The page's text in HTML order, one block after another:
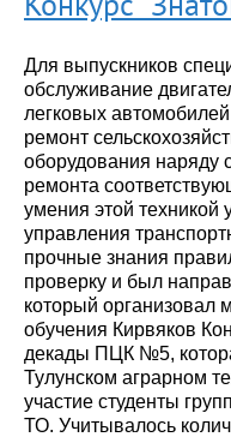
Для выпускников
обслуживание
легковых
ремонт
оборудования наряду
ремонта
умения этой техникой
управления
прочные знания
проверку и был
который организовал
обучения Кирвяков
декады ПЦК №5,
Тулунском аграрном
участие студенты
ТО. Учитывалось